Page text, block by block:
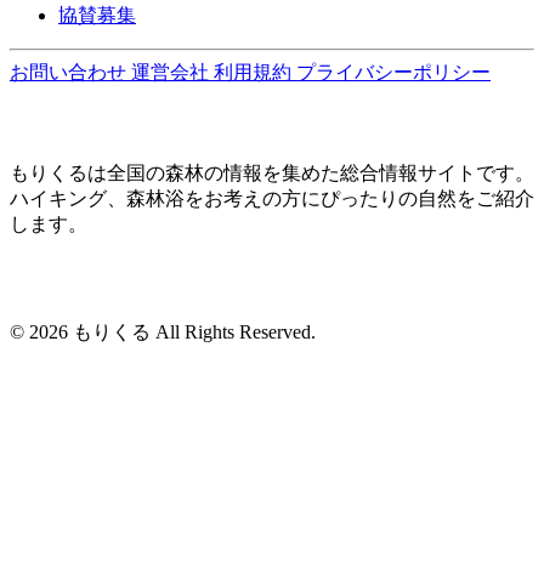
協賛募集
お問い合わせ 運営会社 利用規約 プライバシーポリシー
もりくるは全国の森林の情報を集めた総合情報サイトです。
ハイキング、森林浴をお考えの方にぴったりの自然をご紹介
します。
© 2026 もりくる All Rights Reserved.